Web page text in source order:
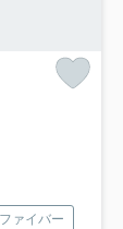
ァイバー